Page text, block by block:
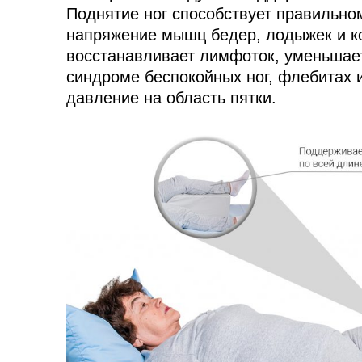
Поднятие ног способствует
напряжение мышц бедер, лодыжек и
восстанавливает лимфоток,
синдроме беспокойных ног, флебитах
давление на область пятки.